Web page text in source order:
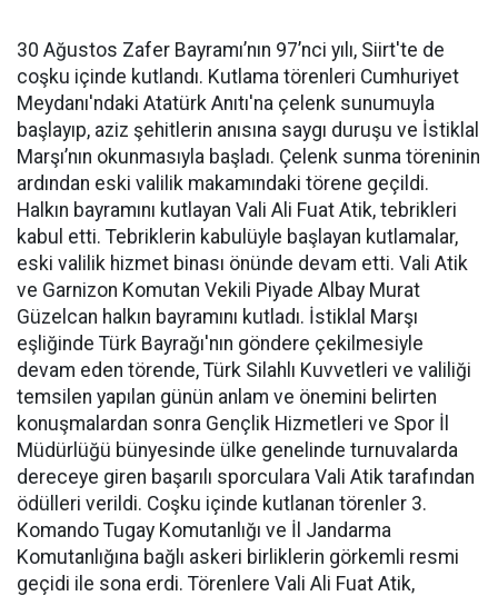
30 Ağustos Zafer Bayramı’nın 97’nci yılı, Siirt'te de
coşku içinde kutlandı. Kutlama törenleri Cumhuriyet
Meydanı'ndaki Atatürk Anıtı'na çelenk sunumuyla
başlayıp, aziz şehitlerin anısına saygı duruşu ve İstiklal
Marşı’nın okunmasıyla başladı. Çelenk sunma töreninin
ardından eski valilik makamındaki törene geçildi.
Halkın bayramını kutlayan Vali Ali Fuat Atik, tebrikleri
kabul etti. Tebriklerin kabulüyle başlayan kutlamalar,
eski valilik hizmet binası önünde devam etti. Vali Atik
ve Garnizon Komutan Vekili Piyade Albay Murat
Güzelcan halkın bayramını kutladı. İstiklal Marşı
eşliğinde Türk Bayrağı'nın göndere çekilmesiyle
devam eden törende, Türk Silahlı Kuvvetleri ve valiliği
temsilen yapılan günün anlam ve önemini belirten
konuşmalardan sonra Gençlik Hizmetleri ve Spor İl
Müdürlüğü bünyesinde ülke genelinde turnuvalarda
dereceye giren başarılı sporculara Vali Atik tarafından
ödülleri verildi. Coşku içinde kutlanan törenler 3.
Komando Tugay Komutanlığı ve İl Jandarma
Komutanlığına bağlı askeri birliklerin görkemli resmi
geçidi ile sona erdi. Törenlere Vali Ali Fuat Atik,